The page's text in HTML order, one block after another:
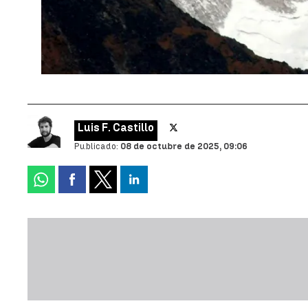
Luis F. Castillo
Publicado: 08 de octubre de 2025, 09:06